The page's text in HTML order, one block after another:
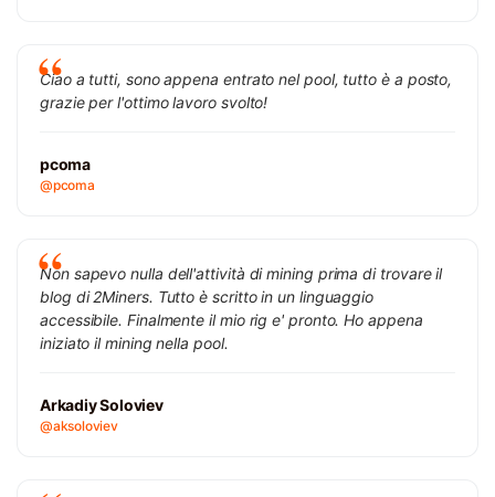
Ciao a tutti, sono appena entrato nel pool, tutto è a posto,
grazie per l'ottimo lavoro svolto!
pcoma
@pcoma
Non sapevo nulla dell'attività di mining prima di trovare il
blog di 2Miners. Tutto è scritto in un linguaggio
accessibile. Finalmente il mio rig e' pronto. Ho appena
iniziato il mining nella pool.
Arkadiy Soloviev
@aksoloviev